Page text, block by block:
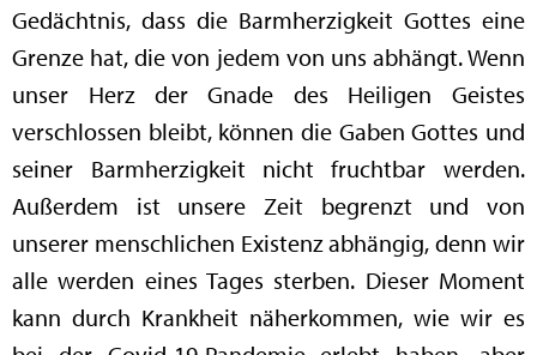
Gedächtnis, dass die Barmherzigkeit Gottes eine
Grenze hat, die von jedem von uns abhängt. Wenn
unser Herz der Gnade des Heiligen Geistes
verschlossen bleibt, können die Gaben Gottes und
seiner Barmherzigkeit nicht fruchtbar werden.
Außerdem ist unsere Zeit begrenzt und von
unserer menschlichen Existenz abhängig, denn wir
alle werden eines Tages sterben. Dieser Moment
kann durch Krankheit näherkommen, wie wir es